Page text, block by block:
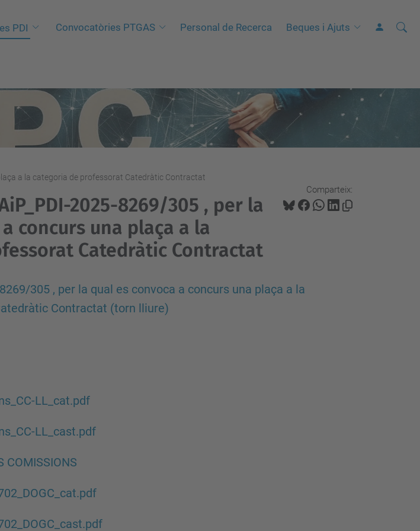
PDI Convocatòries PTGAS Personal de Recerca Beques i Ajuts Cerca
C
a
a
a la categoria de professorat Catedràtic Contractat
Comparteix:
2025-8269/305 , per la
concurs una plaça a la
Catedràtic Contractat
305 , per la qual es convoca a concurs una plaça a la
Contractat (torn lliure)
LL_cat.pdf
LL_cast.pdf
COMISSIONS